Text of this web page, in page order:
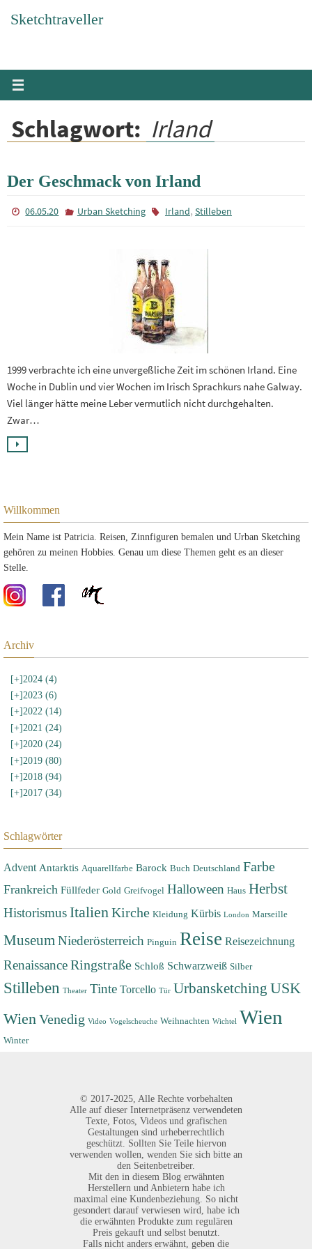
InhaltSketchtraveller
Schlagwort: Irland
Der Geschmack von Irland
06.05.20 Urban Sketching Irland, Stilleben
1999 verbrachte ich eine unvergeßliche Zeit im schönen Irland. Eine
Woche in Dublin und vier Wochen im Irisch Sprachkurs nahe Galway.
Viel länger hätte meine Leber vermutlich nicht durchgehalten.
Zwar…
Willkommen
Mein Name ist Patricia. Reisen, Zinnfiguren bemalen und Urban Sketching
gehören zu meinen Hobbies. Genau um diese Themen geht es an dieser
Stelle.
Archiv
[+]2024 (4)
[+]2023 (6)
[+]2022 (14)
[+] 2021 (24)
[+]2020 (24)
[+]2019 (80)
[+] 2018 (94)
[+]2017 (34)
Schlagwörter
Advent Antarktis Aquarellfarbe Barock Buch Deutschland Farbe
Frankreich Füllfeder Gold Greifvogel Halloween Haus Herbst
HistorismusItalien Kirche Kleidung Kürbis London Marseille
Museum Niederösterreich Pinguin Reise Reisezeichnung
RenaissanceRingstraße Schloß Schwarzweiß Silber
Stilleben Theater Tinte Torcello Tür Urbansketching USK
Wien Venedig Video Vogelscheuche Weihnachten Wichtel Wien
Winter
© 2017-2025, Alle Rechte vorbehalten
Alle auf dieser Internetpräsenz verwendeten
Texte, Fotos, Videos und grafischen
Gestaltungen sind urheberrechtlich
geschützt. Sollten Sie Teile hiervon
verwenden wollen, wenden Sie sich bitte an
den Seitenbetreiber.
Mit den in diesem Blog erwähnten
Herstellern und Anbietern habe ich
maximal eine Kundenbeziehung. So nicht
gesondert darauf verwiesen wird, habe ich
die erwähnten Produkte zum regulären
Preis gekauft und selbst benutzt.
Falls nicht anders erwähnt, geben die